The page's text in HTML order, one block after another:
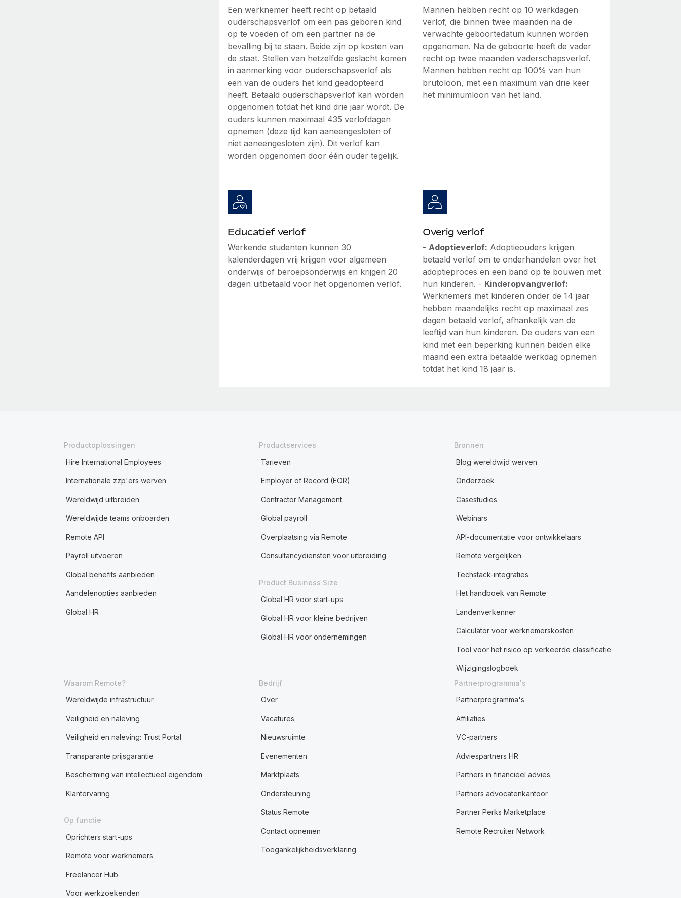
Een werknemer heeft recht op betaald
ouderschapsverlof om een pas geboren kind
op te voeden of om een partner na de
bevalling bij te staan. Beide zijn op kosten van
de staat. Stellen van hetzelfde geslacht komen
in aanmerking voor ouderschapsverlof als
een van de ouders het kind geadopteerd
heeft. Betaald ouderschapsverlof kan worden
opgenomen totdat het kind drie jaar wordt. De
ouders kunnen maximaal 435 verlofdagen
opnemen (deze tijd kan aaneengesloten of
niet aaneengesloten zijn). Dit verlof kan
worden opgenomen door één ouder tegelijk.
Mannen hebben recht op 10 werkdagen
verlof, die binnen twee maanden na de
verwachte geboortedatum kunnen worden
opgenomen. Na de geboorte heeft de vader
recht op twee maanden vaderschapsverlof.
Mannen hebben recht op 100% van hun
brutoloon, met een maximum van drie keer
het minimumloon van het land.
Educatief verlof
Werkende studenten kunnen 30
kalenderdagen vrij krijgen voor algemeen
onderwijs of beroepsonderwijs en krijgen 20
dagen uitbetaald voor het opgenomen verlof.
Overig verlof
-Adoptieverlof: Adoptieouders krijgen
betaald verlof om te onderhandelen over het
adoptieproces en een band op te bouwen met
hun kinderen. - Kinderopvangverlof:
Werknemers met kinderen onder de 14 jaar
hebben maandelijks recht op maximaal zes
dagen betaald verlof, afhankelijk van de
leeftijd van hun kinderen. De ouders van een
kind met een beperking kunnen beiden elke
maand een extra betaalde werkdag opnemen
totdat het kind 18 jaar is.
Productoplossingen
Hire International Employees
Internationale zzp'ers werven
Wereldwijd uitbreiden
Wereldwijde teams onboarden
Remote API
Payroll uitvoeren
Global benefits aanbieden
Aandelenopties aanbieden
Global HR
Productservices
Tarieven
Employer of Record (EOR)
Contractor Management
Global payroll
Overplaatsing via Remote
Consultancydiensten voor uitbreiding
Product Business Size
Global HR voor start-ups
Global HR voor kleine bedrijven
Global HR voor ondernemingen
Bronnen
Blog wereldwijd werven
Onderzoek
Casestudies
Webinars
API-documentatie voor ontwikkelaars
Remote vergelijken
Techstack-integraties
Het handboek van Remote
Landenverkenner
Calculator voor werknemerskosten
Tool voor het risico op verkeerde classificatie
Wijzigingslogboek
Waarom Remote?
Wereldwijde infrastructuur
Veiligheid en naleving
Veiligheid en naleving: Trust Portal
Transparante prijsgarantie
Bescherming van intellectueel eigendom
Klantervaring
Op functie
Oprichters start-ups
Remote voor werknemers
Freelancer Hub
Voor werkzoekenden
Bedrijf
Over
Vacatures
Nieuwsruimte
Evenementen
Marktplaats
Ondersteuning
Status Remote
Contact opnemen
Toegankelijkheidsverklaring
Partnerprogramma's
Partnerprogramma's
Affiliaties
VC-partners
Adviespartners HR
Partners in financieel advies
Partners advocatenkantoor
Partner Perks Marketplace
Remote Recruiter Network